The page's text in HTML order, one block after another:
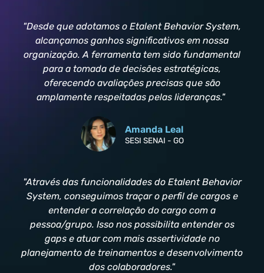
"Desde que adotamos o Etalent Behavior System,
alcançamos ganhos significativos em nossa
organização. A ferramenta tem sido fundamental
para a tomada de decisões estratégicas,
oferecendo avaliações precisas que são
amplamente respeitadas pelas lideranças."
Amanda Leal
SESI SENAI - GO
"Através das funcionalidades do Etalent Behavior
System, conseguimos traçar o perfil de cargos e
entender a correlação do cargo com a
pessoa/grupo. Isso nos possibilita entender os
gaps e atuar com mais assertividade no
planejamento de treinamentos e desenvolvimento
dos colaboradores."